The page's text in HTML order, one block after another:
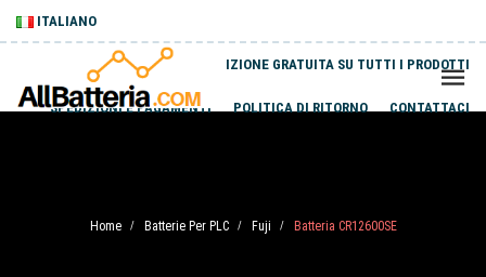
ITALIANO
SPEDIZIONE GRATUITA SU TUTTI I PRODOTTI
SPEDIZIONI E PAGAMENTI POLITICA DI RITORNO CONTATTACI
Home / Batterie Per PLC / Fuji / Batteria CR12600SE